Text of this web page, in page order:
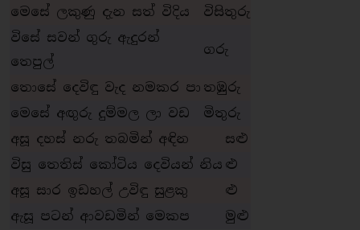
මෙසේ ලකුණු දැන සත් විදිය
විසිතුරු
විසේ සවන් ගුරු ඇදුරන්
තෙපුල්
ගරු
තොසේ දෙවිඳු වැද නමකර පා තඹුරු
මෙසේ අඟුරු දුම්මල ලා වඩ
මිතුරු
අසූ දහස් නරු තබමින් අඳින
සළු
විසු තෙතිස් කෝටිය දෙවියන් නිය ළු
අසූ සාර ඉඩහල් උවිඳු සුළකු
ළු
ඇසූ පටන් ආවඩමින් මෙකප
මුළු